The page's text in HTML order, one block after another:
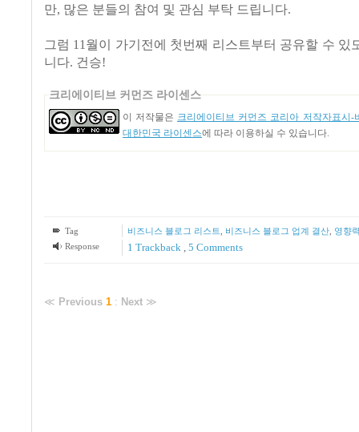
만, 많은 분들의 참여 및 관심 부탁 드립니다.
그럼 11월이 가기전에 첫번째 리스트부터 공유할 수 있
니다. 건승!
크리에이티브 커먼즈 라이센스
이 저작물은 크리에이티브 커먼즈 코리아 저작자표시-
대한민국 라이센스에 따라 이용하실 수 있습니다.
Tag 비즈니스 블로그 리스트 비즈니스 블로그 업계 결산, 영향
Response
1 Trackback 5 Comments
≪ Previous 1 : Next ≫